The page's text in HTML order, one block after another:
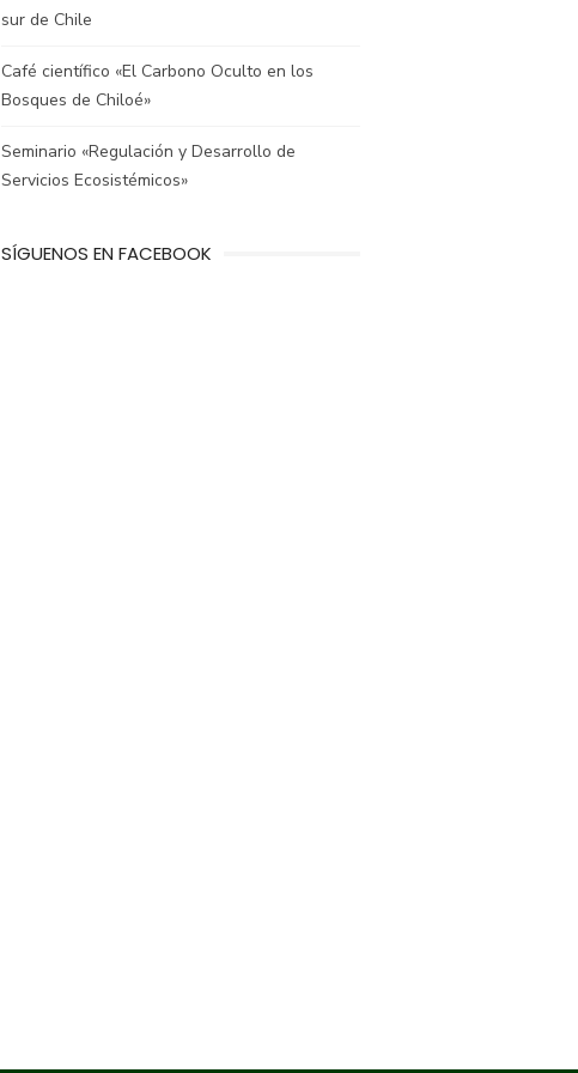
sur de Chile
Café científico «El Carbono Oculto en los
Bosques de Chiloé»
Seminario «Regulación y Desarrollo de
Servicios Ecosistémicos»
SÍGUENOS EN FACEBOOK